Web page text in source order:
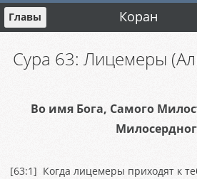
Главы Коран
Сура 63: Лицемеры
Во имя Бога, Самого
[63:1] Когда лицемеры приходят к